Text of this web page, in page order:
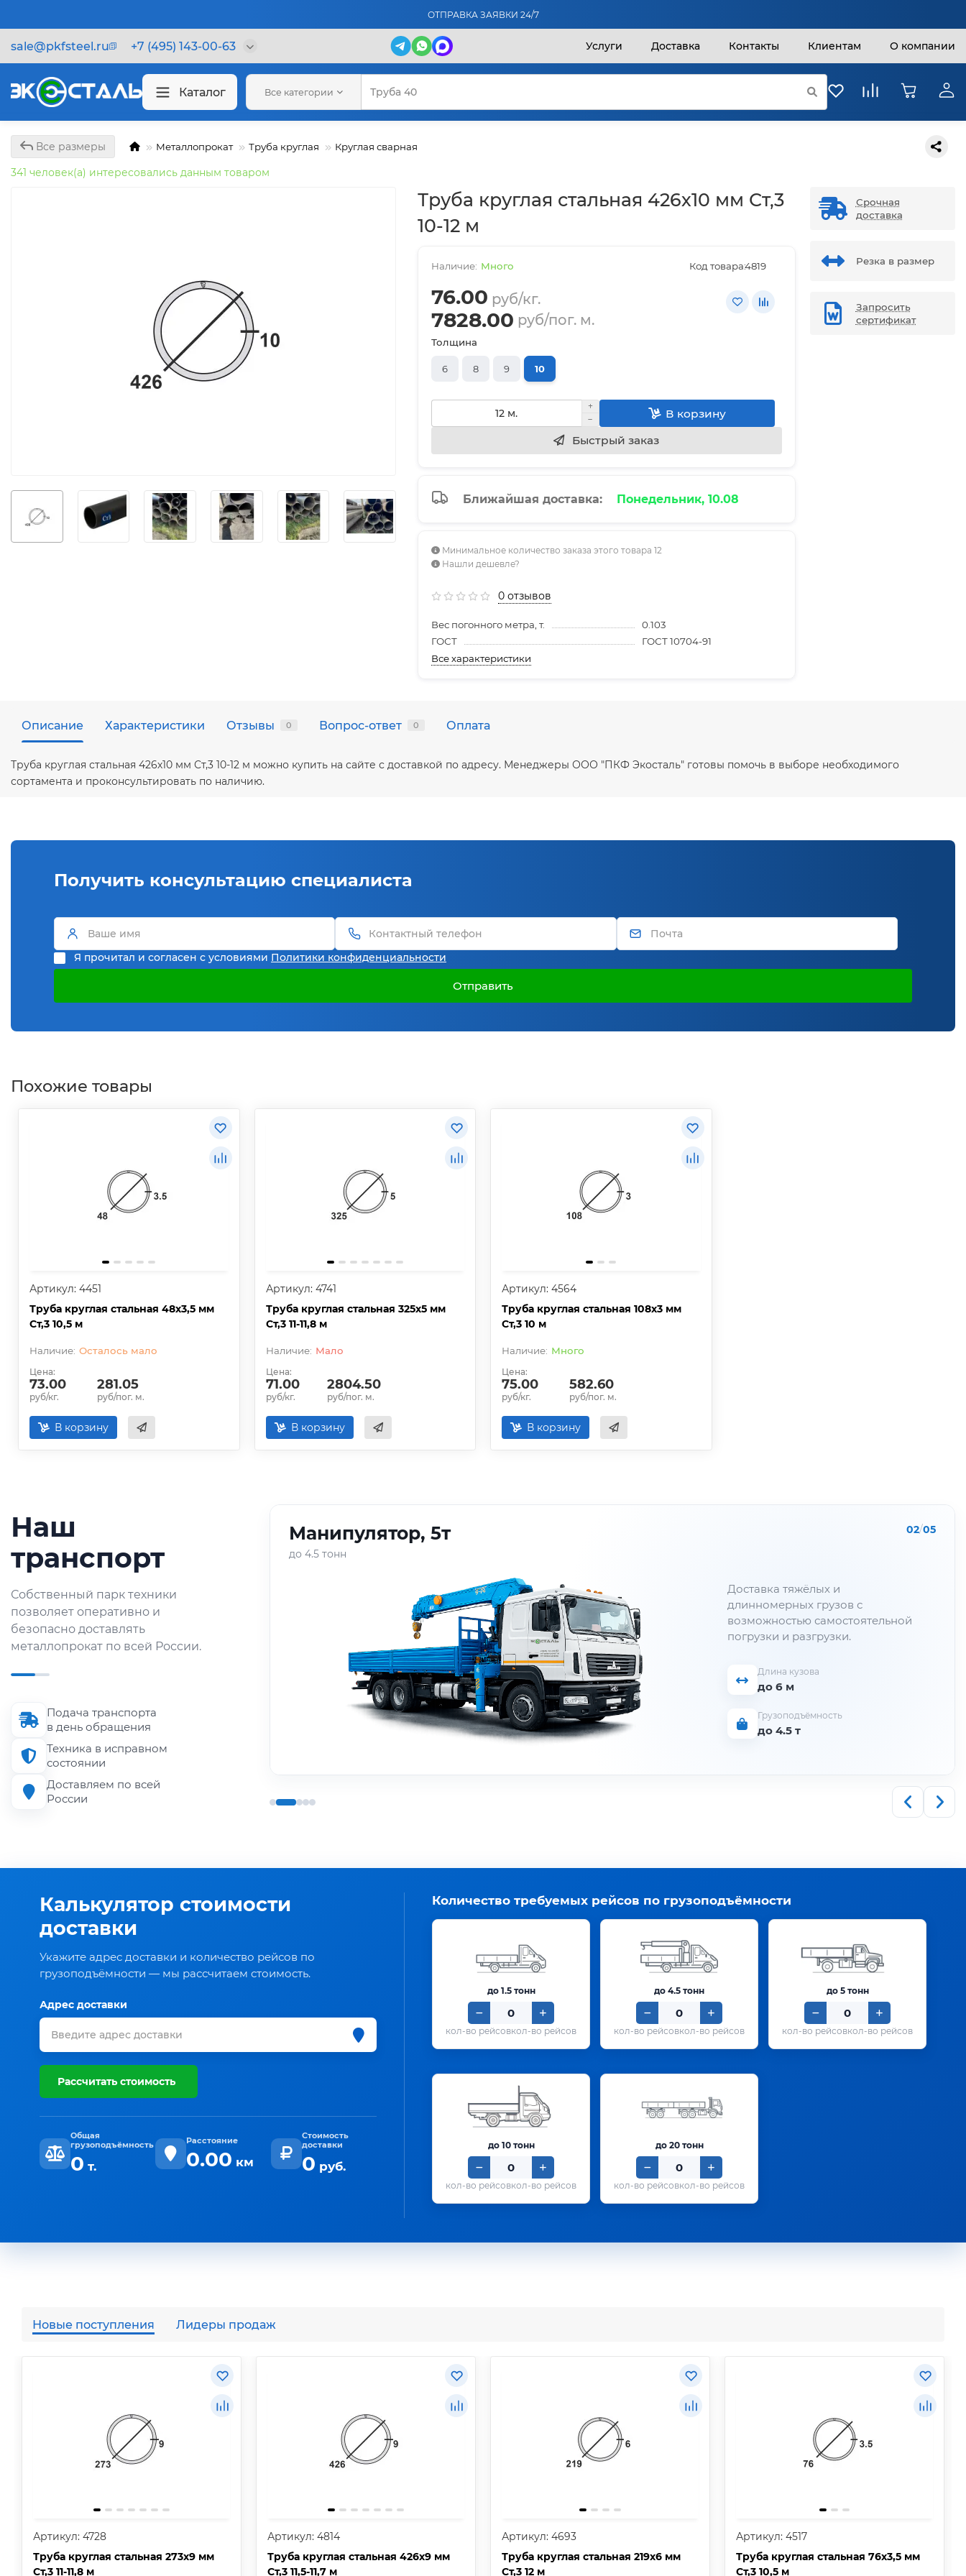
ОТПРАВКА ЗАЯВКИ 24/7
sale@pkfsteel.ru +7 (495) 143-00-63 Услуги Доставка Контакты Клиентам О компании
Каталог Все категории
Все размеры Металлопрокат Труба круглая Круглая сварная
341 человек(а) интересовались данным товаром
Труба круглая стальная 426х10 мм Ст,3
10-12 м
Много Код товара:4819
76.00 руб/кг.
7828.00 руб/пог. м.
Толщина
6 8 9 10
В корзину
Быстрый заказ
Ближайшая доставка: Понедельник, 10.08
Минимальное количество заказа этого товара 12
Нашли дешевле?
0 отзывов
Вес погонного метра, т.
0.103
ГОСТ
ГОСТ 10704-91
Все характеристики
Срочная
доставка
Резка в размер
Запросить
сертификат
Описание Характеристики Отзывы 0 Вопрос-ответ 0 Оплата
Труба круглая стальная 426х10 мм Ст,3 10-12 м можно купить на сайте с доставкой по адресу. Менеджеры ООО "ПКФ Экосталь" готовы помочь в выборе необходимого
сортамента и проконсультировать по наличию.
Получить консультацию специалиста
Я прочитал и согласен с условиями Политики конфиденциальности
Отправить
Похожие товары
Артикул: 4451
Труба круглая стальная 48х3,5 мм
Ст,3 10,5 м
Осталось мало
Цена:
73.00
руб/кг.
281.05
руб/пог. м.
В корзину
Артикул: 4741
Труба круглая стальная 325х5 мм
Ст,3 11-11,8 м
Мало
Цена:
71.00
руб/кг.
2804.50
руб/пог. м.
В корзину
Артикул: 4564
Труба круглая стальная 108х3 мм
Ст,3 10 м
Много
Цена:
75.00
руб/кг.
582.60
руб/пог. м.
В корзину
Наш
транспорт
Собственный парк техники
позволяет оперативно и
безопасно доставлять
металлопрокат по всей России.
Подача транспорта
в день обращения
Техника в исправном
состоянии
Доставляем по всей
России
Оперативная доставка
небольших партий
металлопроката по городу и
области.
Грузоподъёмность
до 1.5 т
Манипулятор, 5т
до 4.5 тонн
02/05
Доставка тяжёлых и
длинномерных грузов с
возможностью самостоятельной
погрузки и разгрузки.
Длина кузова
до 6 м
Грузоподъёмность
до 4.5 т
Калькулятор стоимости
доставки
Укажите адрес доставки и количество рейсов по
грузоподъёмности — мы рассчитаем стоимость.
Адрес доставки
Рассчитать стоимость
Общая
грузоподъёмность
0 т.
Расстояние
0.00 км
Стоимость
доставки
0 руб.
Количество требуемых рейсов по грузоподъёмности
до 1.5 тонн
кол-во рейсов
до 4.5 тонн
кол-во рейсов
до 5 тонн
кол-во рейсов
до 10 тонн
кол-во рейсов
до 20 тонн
кол-во рейсов
Новые поступления Лидеры продаж
Артикул: 4728
Труба круглая стальная 273х9 мм
Ст,3 11-11,8 м
Артикул: 4814
Труба круглая стальная 426х9 мм
Ст,3 11,5-11,7 м
Артикул: 4693
Труба круглая стальная 219х6 мм
Ст,3 12 м
Артикул: 4517
Труба круглая стальная 76х3,5 мм
Ст,3 10,5 м